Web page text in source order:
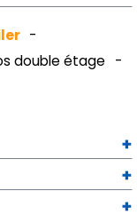
double étage